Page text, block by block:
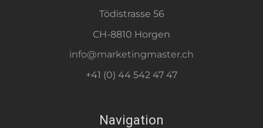
Tödistrasse 56
CH-8810 Horgen
info@marketingmaster.ch
+41 (0) 44 542 47 47
Navigation